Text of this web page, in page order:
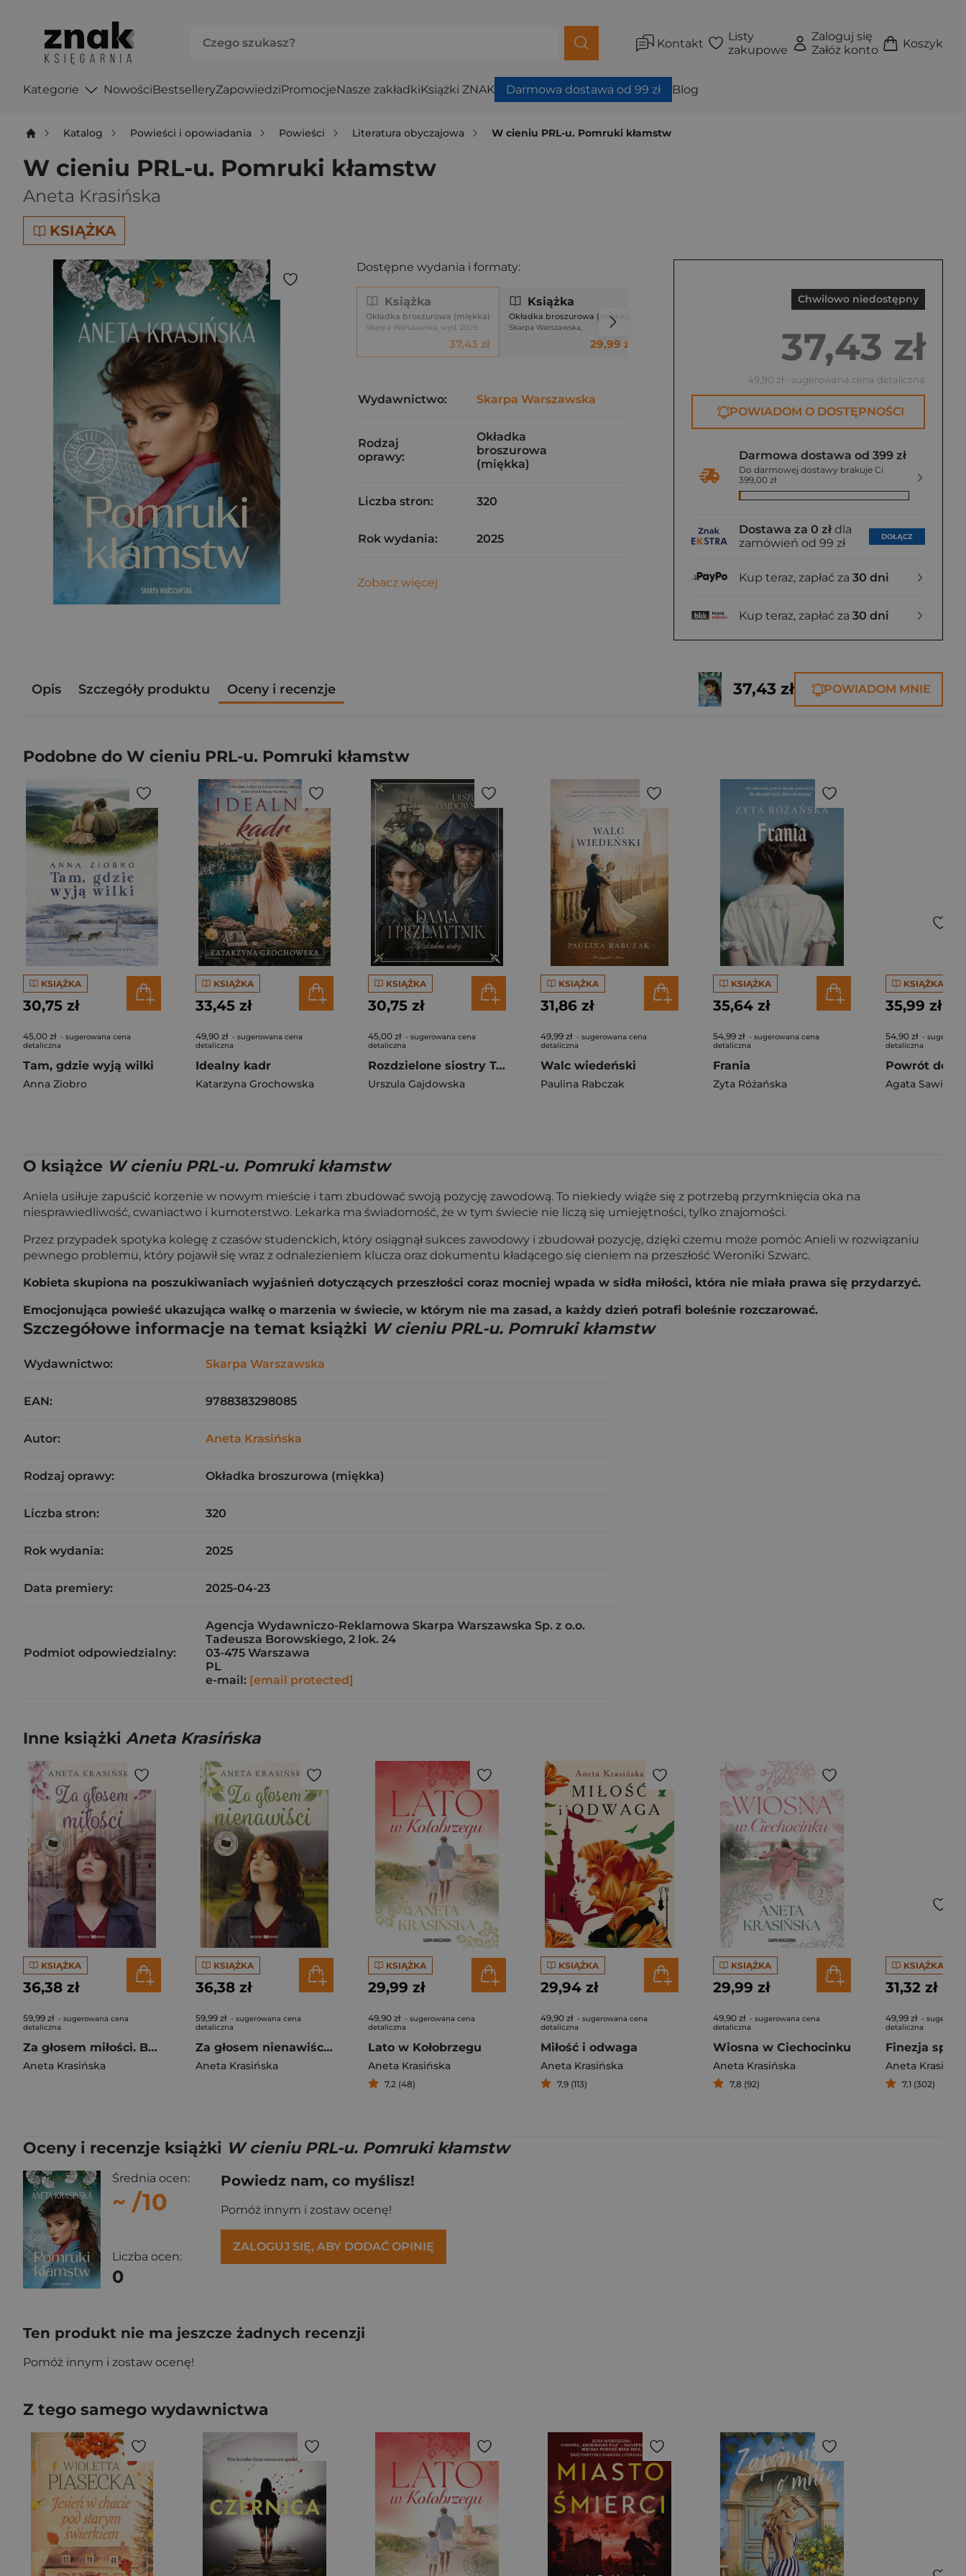
Kontakt
Listy
zakupowe
Zaloguj się
Załóż konto
Koszyk
Kategorie NowościBestselleryZapowiedziPromocjeNasze zakładkiKsiążki ZNAK Darmowa dostawa od 99 zł Blog
Katalog Powieści i opowiadania Powieści Literatura obyczajowa W cieniu PRL-u. Pomruki kłamstw
W cieniu PRL-u. Pomruki kłamstw
Aneta Krasińska
KSIĄŻKA
Chwilowo niedostępny
37,43 zł
49,90 zł - sugerowana cena detaliczna
POWIADOM O DOSTĘPNOŚCI
Darmowa dostawa od 399 zł
Do darmowej dostawy brakuje Ci
399,00 zł
Dostawa za 0 zł dla
zamówień od 99 zł
DOŁĄCZ
Kup teraz, zapłać za 30 dni
Kup teraz, zapłać za 30 dni
Dostępne wydania i formaty:
Książka
Okładka broszurowa (miękka)
Skarpa Warszawska, wyd. 2025
37,43 zł
Książka
Okładka broszurowa (miękka)
Skarpa Warszawska,
29,99 zł
Wydawnictwo: Skarpa Warszawska
Rodzaj
oprawy:
Okładka
broszurowa
(miękka)
Liczba stron: 320
Rok wydania: 2025
Zobacz więcej
Opis Szczegóły produktu Oceny i recenzje 37,43 zł POWIADOM MNIE
Podobne do W cieniu PRL-u. Pomruki kłamstw
KSIĄŻKA
30,75 zł
45,00 zł - sugerowana cena
detaliczna
Tam, gdzie wyją wilki
Anna Ziobro
KSIĄŻKA
33,45 zł
49,90 zł - sugerowana cena
detaliczna
Idealny kadr
Katarzyna Grochowska
KSIĄŻKA
30,75 zł
45,00 zł - sugerowana cena
detaliczna
Rozdzielone siostry Tom 2 Dama i przemytnik
Urszula Gajdowska
KSIĄŻKA
31,86 zł
49,99 zł - sugerowana cena
detaliczna
Walc wiedeński
Paulina Rabczak
KSIĄŻKA
35,64 zł
54,99 zł - sugerowana cena
detaliczna
Frania
Zyta Różańska
KSIĄŻKA
35,99 zł
54,90 zł -
detaliczna
Powrót do
Agata Sawicka
O książce W cieniu PRL-u. Pomruki kłamstw
Aniela usiłuje zapuścić korzenie w nowym mieście i tam zbudować swoją pozycję zawodową. To niekiedy wiąże się z potrzebą przymknięcia oka na
niesprawiedliwość, cwaniactwo i kumoterstwo. Lekarka ma świadomość, że w tym świecie nie liczą się umiejętności, tylko znajomości.
Przez przypadek spotyka kolegę z czasów studenckich, który osiągnął sukces zawodowy i zbudował pozycję, dzięki czemu może pomóc Anieli w rozwiązaniu
pewnego problemu, który pojawił się wraz z odnalezieniem klucza oraz dokumentu kładącego się cieniem na przeszłość Weroniki Szwarc.
Kobieta skupiona na poszukiwaniach wyjaśnień dotyczących przeszłości coraz mocniej wpada w sidła miłości, która nie miała prawa się przydarzyć.
Emocjonująca powieść ukazująca walkę o marzenia w świecie, w którym nie ma zasad, a każdy dzień potrafi boleśnie rozczarować.
Szczegółowe informacje na temat książki W cieniu PRL-u. Pomruki kłamstw
Wydawnictwo: Skarpa Warszawska
EAN: 9788383298085
Autor: Aneta Krasińska
Rodzaj oprawy: Okładka broszurowa (miękka)
Liczba stron: 320
Rok wydania: 2025
Data premiery: 2025-04-23
Podmiot odpowiedzialny:
Agencja Wydawniczo-Reklamowa Skarpa Warszawska Sp. z o.o.
Tadeusza Borowskiego, 2 lok. 24
03-475 Warszawa
PL
e-mail: [email protected]
Inne książki Aneta Krasińska
KSIĄŻKA
36,38 zł
59,99 zł - sugerowana cena
detaliczna
Za głosem miłości. Barwy uczuć. Tom 1 Duże Litery
Aneta Krasińska
KSIĄŻKA
36,38 zł
59,99 zł - sugerowana cena
detaliczna
Za głosem nienawiści. Barwy uczuć. Tom 2 Duże litery
Aneta Krasińska
KSIĄŻKA
29,99 zł
49,90 zł - sugerowana cena
detaliczna
Lato w Kołobrzegu
Aneta Krasińska
7,2 (48)
KSIĄŻKA
29,94 zł
49,90 zł - sugerowana cena
detaliczna
Miłość i odwaga
Aneta Krasińska
7,9 (113)
KSIĄŻKA
29,99 zł
49,90 zł - sugerowana cena
detaliczna
Wiosna w Ciechocinku
Aneta Krasińska
7,8 (92)
KSIĄŻKA
31,32 zł
49,99 zł -
detaliczna
Aneta
7,1 (302)
Oceny i recenzje książki W cieniu PRL-u. Pomruki kłamstw
Średnia ocen:
~ /10
Liczba ocen:
0
Powiedz nam, co myślisz!
Pomóż innym i zostaw ocenę!
ZALOGUJ SIĘ, ABY DODAĆ OPINIĘ
Ten produkt nie ma jeszcze żadnych recenzji
Pomóż innym i zostaw ocenę!
Z tego samego wydawnictwa